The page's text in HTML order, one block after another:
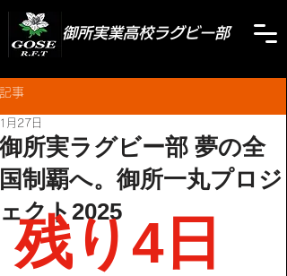
御所実業高校ラグビー部
記事
御所実ラグビー部 夢の全
国制覇へ。御所一丸プロジ
ェクト2025
1月27日
残り4日